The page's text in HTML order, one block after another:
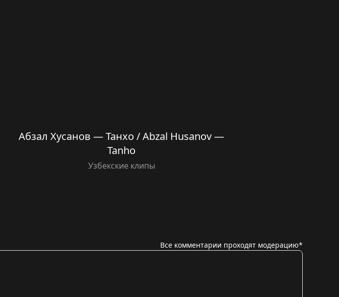
Абзал Хусанов — Танхо / Abzal Husanov —
Tanho
Узбекские клипы
Все комментарии проходят модерацию*